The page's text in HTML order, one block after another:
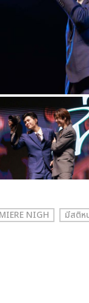
NIGH มีสติห